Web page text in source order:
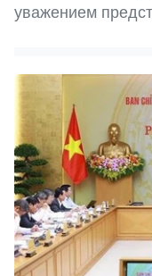
уважением